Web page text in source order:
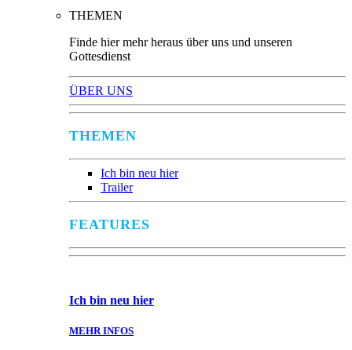
THEMEN
Finde hier mehr heraus über uns und unseren
Gottesdienst
ÜBER UNS
THEMEN
Ich bin neu hier
Trailer
FEATURES
Ich bin neu hier
MEHR INFOS